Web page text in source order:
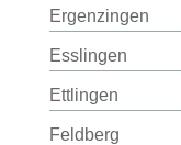
Ergenzingen
Esslingen
Ettlingen
Feldberg